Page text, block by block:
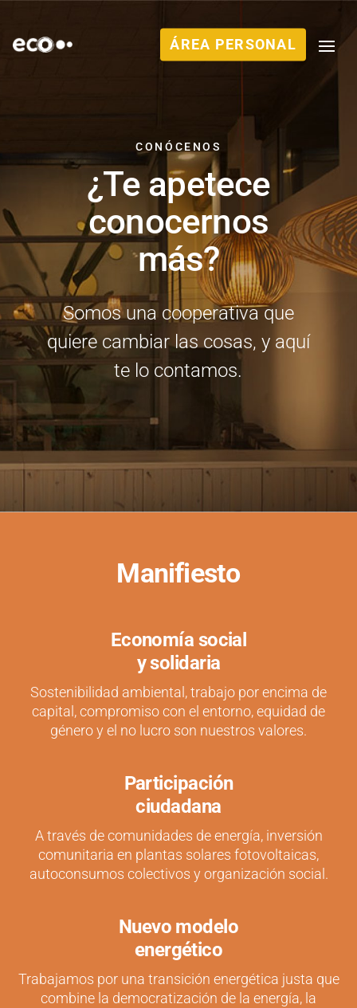
ÁREA PERSONAL
CONÓCENOS
¿Te apetece
conocernos
más?
Somos una cooperativa que
quiere cambiar las cosas, y aquí
te lo contamos.
Manifiesto
Economía social
y solidaria
Sostenibilidad ambiental, trabajo por encima de
capital, compromiso con el entorno, equidad de
género y el no lucro son nuestros valores.
Participación
ciudadana
A través de comunidades de energía, inversión
comunitaria en plantas solares fotovoltaicas,
autoconsumos colectivos y organización social.
Nuevo modelo
energético
Trabajamos por una transición energética justa que
combine la democratización de la energía, la